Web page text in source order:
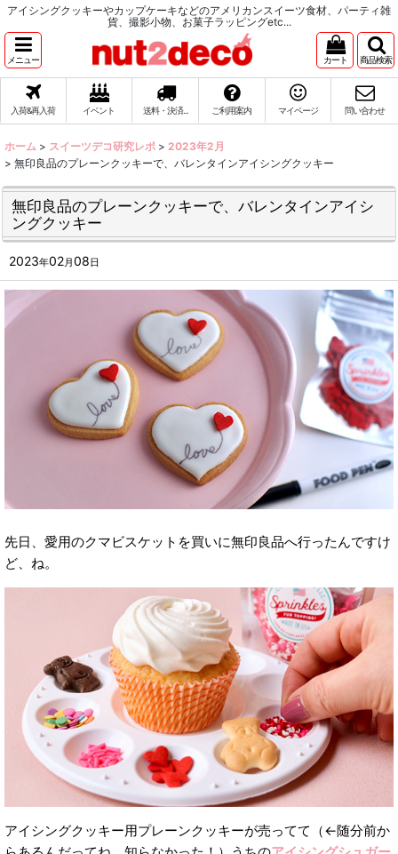
アイシングクッキーやカップケーキなどのアメリカンスイーツ食材、パーティ雑
貨、撮影小物、お菓子ラッピングetc...
メニュー カート 商品検索
入荷&再入荷 イベント 送料・決済... ご利用案内 マイページ 問い合わせ
ホーム > スイーツデコ研究レポ > 2023年2月
> 無印良品のプレーンクッキーで、バレンタインアイシングクッキー
無印良品のプレーンクッキーで、バレンタインアイシ
ングクッキー
2023年02月08日
先日、愛用のクマビスケットを買いに無印良品へ行ったんですけ
ど、ね。
アイシングクッキー用プレーンクッキーが売ってて（←随分前か